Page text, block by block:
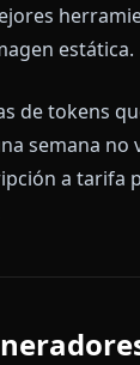
estática.
de tokens
semana no
a tarifa